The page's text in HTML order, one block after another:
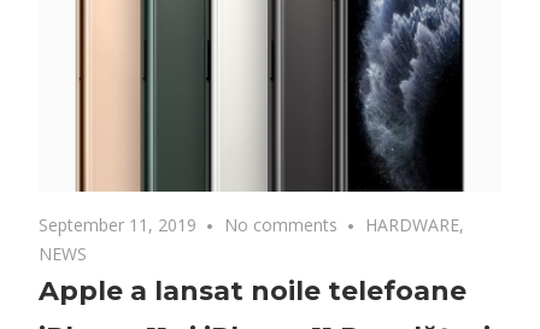
September 11, 2019 No comments HARDWARE,
NEWS
Apple a lansat noile telefoane